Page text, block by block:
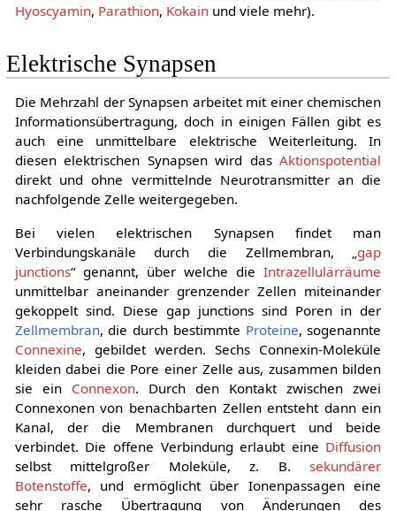
Hyoscyamin, Parathion, Kokainund viele mehr).
Elektrische Synapsen
Die Mehrzahl der Synapsen arbeitet mit einer chemischen
Informationsübertragung, doch in einigen Fällen gibt es
auch eine unmittelbare elektrische Weiterleitung. In
diesen elektrischen Synapsen wird dasAktionspotential
direkt und ohne vermittelnde Neurotransmitter an die
nachfolgende Zelle weitergegeben.
Bei vielen elektrischen Synapsen findet man
Verbindungskanäle durch die Zellmembran, „ gap
junctions“ genannt, über welche dieIntrazellulärräume
unmittelbar aneinander grenzender Zellen miteinander
gekoppelt sind. Diese gap junctions sind Poren in der
Zellmembran, die durch bestimmte Proteine, sogenannte
Connexine, gebildet werden. Sechs Connexin-Moleküle
kleiden dabei die Pore einer Zelle aus, zusammen bilden
sie ein Connexon. Durch den Kontakt zwischen zwei
Connexonen von benachbarten Zellen entsteht dann ein
Kanal, der die Membranen durchquert und beide
verbindet. Die offene Verbindung erlaubt eine Diffusion
selbst mittelgroßer Moleküle, z. B.sekundärer
Botenstoffe, und ermöglicht über Ionenpassagen eine
sehr rasche Übertragung von Änderungen des